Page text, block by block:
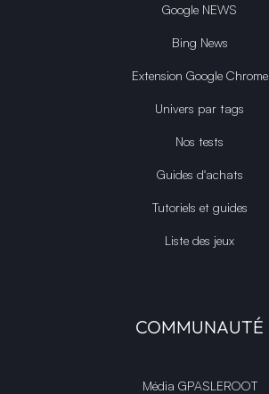
Google NEWS
Bing News
Extension Google Chrome
Univers par tags
Nos tests
Guides d'achats
Tutoriels et guides
Liste des jeux
COMMUNAUTÉ
Média GPASLEROOT